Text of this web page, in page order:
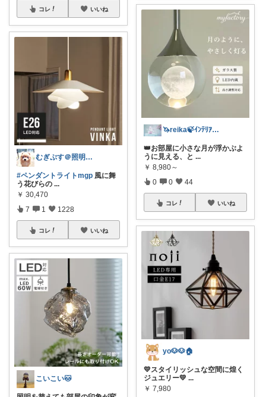
コレ いいね
むぎぷす＠照明とインテリアと北欧食器
#ペンダントライトmgp 風に舞
う花びらの ...
￥ 30,470
7 1 1228
コレ いいね
こいこい🐱
🦄reika🍃ｲﾝﾃﾘｱ🕊感謝💐
👑お部屋に小さな月が浮かぶよ
うに見える、と ...
￥ 8,980～
0 0 44
コレ いいね
yo🐶🐶🏠
💛スタイリッシュな空間に煌く
ジュエリー💛 ...
￥ 7,980